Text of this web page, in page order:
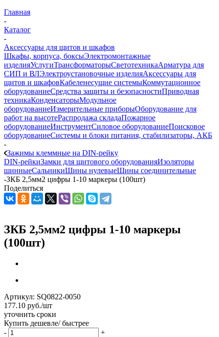
Главная
-
Каталог
-
Аксессуары для щитов и шкафов
Шкафы, корпуса, боксыЭлектромонтажные
изделияУслугиТрансформаторыСветотехникаАрматура для
СИП и ВЛЭлектроустановочные изделияАксессуары для
щитов и шкафовКабеленесущие системыКоммутационное
оборудованиеСредства защиты и безопасностиПриводная
техникаКонденсаторыМодульное
оборудованиеИзмерительные приборыОборудование для
работ на высотеРаспродажа складаПожарное
оборудованиеИнструментСиловое оборудованиеПоисковое
оборудованиеСистемы и блоки питания, стабилизаторы, АКБ
-
Зажимы клеммные на DIN-рейку
DIN-рейкиЗамки для щитового оборудованияИзоляторы
шинныеСальникиШины нулевыеШины соединительные
-ЗКБ 2,5мм2 цифры 1-10 маркеры (100шт)
Поделиться
ЗКБ 2,5мм2 цифры 1-10 маркеры
(100шт)
Артикул: SQ0822-0050
177.10 руб./шт
уточнить сроки
Купить дешевле/ быстрее
-
+